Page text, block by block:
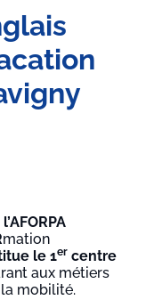
l’AFORPA
mation
le 1er centre
aux métiers
mobilité.